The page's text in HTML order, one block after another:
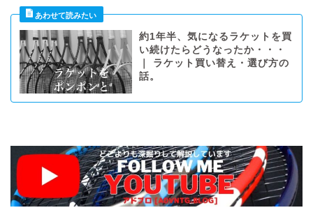
約1年半、気になるラケットを買
い続けたらどうなったか・・・
｜ ラケット買い替え・選び方の
話。